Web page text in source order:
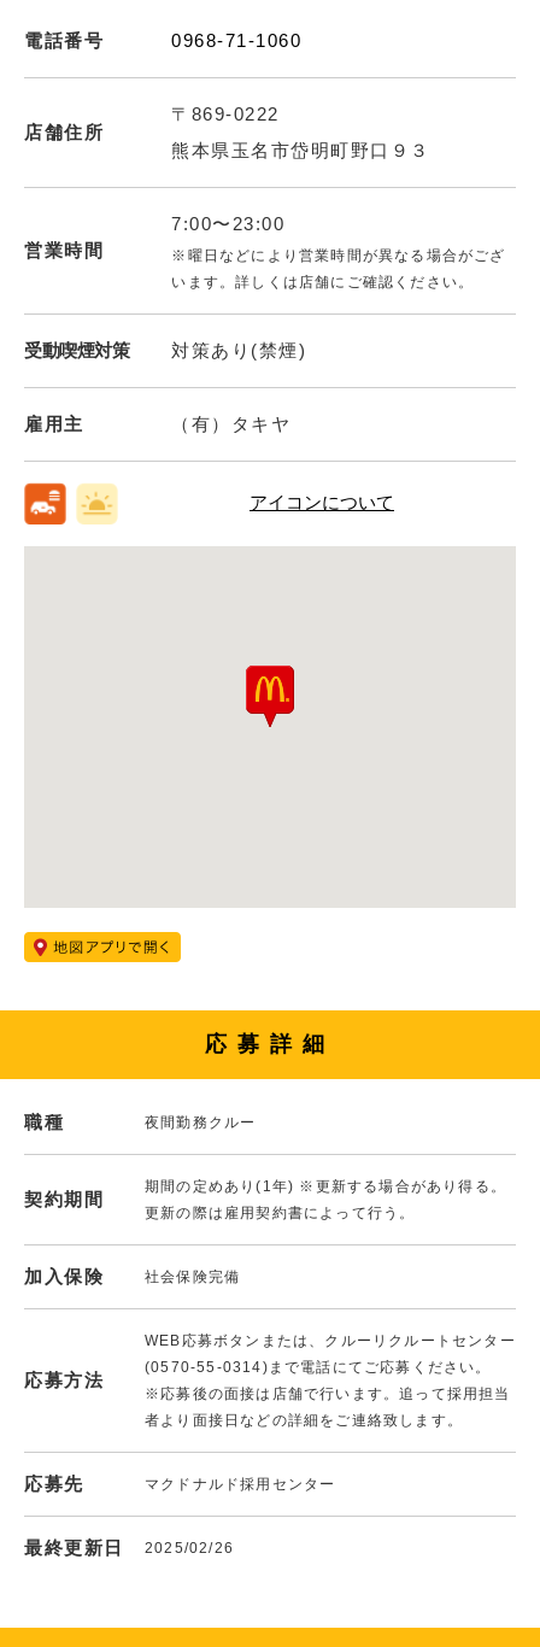
電話番号 0968-71-1060
店舗住所
〒869-0222
熊本県玉名市岱明町野口９３
営業時間
7:00〜23:00
※曜日などにより営業時間が異なる場合がござ
います。詳しくは店舗にご確認ください。
受動喫煙対策 対策あり(禁煙)
雇用主 （有）タキヤ
アイコンについて
応募詳細
職種 夜間勤務クルー
契約期間
期間の定めあり(1年) ※更新する場合があり得る。
更新の際は雇用契約書によって行う。
加入保険 社会保険完備
応募方法
WEB応募ボタンまたは、クルーリクルートセンター
(0570-55-0314)まで電話にてご応募ください。
※応募後の面接は店舗で行います。追って採用担当
者より面接日などの詳細をご連絡致します。
応募先 マクドナルド採用センター
最終更新日 2025/02/26